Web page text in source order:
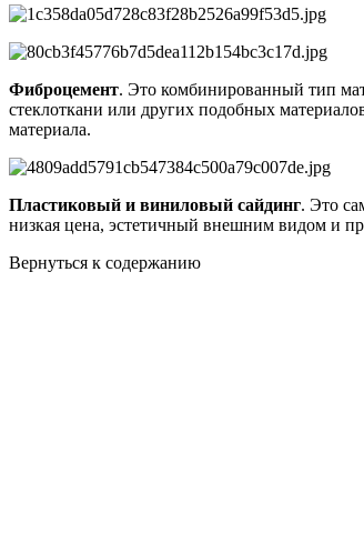
Фиброцемент. Это комбинированный тип
стеклоткани или других подобных
материала.
Пластиковый и виниловый сайдинг. Это
низкая цена, эстетичный внешним видом и
Вернуться к содержанию